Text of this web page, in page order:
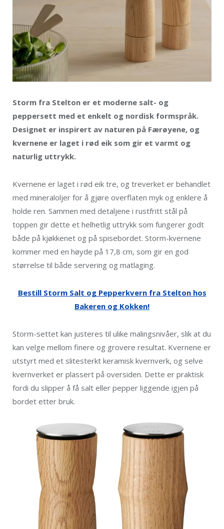
Storm fra Stelton er et moderne salt- og
peppersett med et enkelt og nordisk formspråk.
Designet er inspirert av naturen på Færøyene, og
kvernene er laget i rød eik som gir et varmt og
naturlig uttrykk.
Kvernene er laget i rød eik tre, og treverket er behandlet
med mineraloljer for å gjøre overflaten myk og enklere å
holde ren. Sammen med detaljene i rustfritt stål på
toppen gir dette et helhetlig uttrykk som fungerer godt
både på kjøkkenet og på spisebordet. Storm-kvernene
kommer med en høyde på 17,8 cm, som gir en god
størrelse til både servering og matlaging.
Bestill Storm Salt og Pepperkvern fra Stelton hos
Bakeren og Kokken!
Storm-settet kan justeres til ulike malingsnivåer, slik at du
kan velge mellom finere og grovere resultat. Kvernene er
utstyrt med et slitesterkt keramisk kvernverk, og selve
kvernverket er plassert på oversiden. Dette er praktisk
fordi du slipper å få salt eller pepper liggende igjen på
bordet etter bruk.